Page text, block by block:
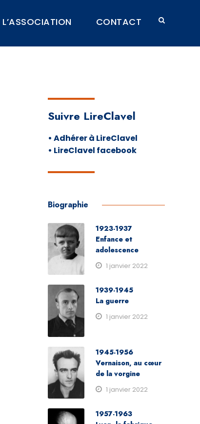
L’ASSOCIATION CONTACT
Suivre LireClavel
• Adhérer à LireClavel
• LireClavel facebook
Biographie
1923-1937
Enfance et
adolescence
1 janvier 2022
1939-1945
La guerre
1 janvier 2022
1945-1956
Vernaison, au cœur
de la vorgine
1 janvier 2022
1957-1963